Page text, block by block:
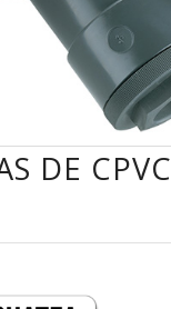
DE CPVC